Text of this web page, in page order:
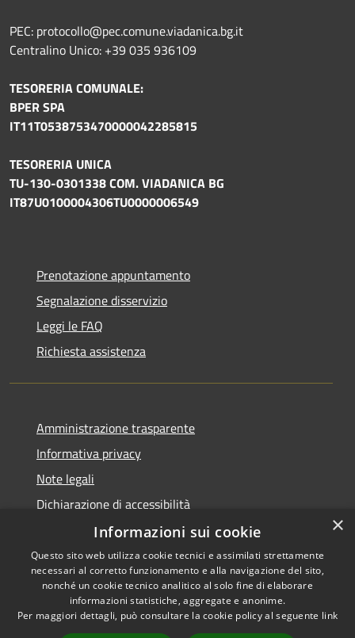
PEC: protocollo@pec.comune.viadanica.bg.it
Centralino Unico: +39 035 936109
TESORERIA COMUNALE:
BPER SPA
IT11T0538753470000042285815
TESORERIA UNICA
TU-130-0301338 COM. VIADANICA BG
IT87U0100004306TU0000006549
Prenotazione appuntamento
Segnalazione disservizio
Leggi le FAQ
Richiesta assistenza
Amministrazione trasparente
Informativa privacy
Note legali
Dichiarazione di accessibilità
Accessibilità
Privacy
Copyright © 2026 • Comune di
Viadanica • Powered by
Municipium•Accesso
×
Informazioni sui cookie
Questo sito web utilizza cookie tecnici e assimilati strettamente
necessari al corretto funzionamento e alla navigazione del sito,
nonché un cookie tecnico analitico al solo fine di elaborare
informazioni statistiche, aggregate e anonime.
Per maggiori dettagli, può consultare la cookie policy al seguente link